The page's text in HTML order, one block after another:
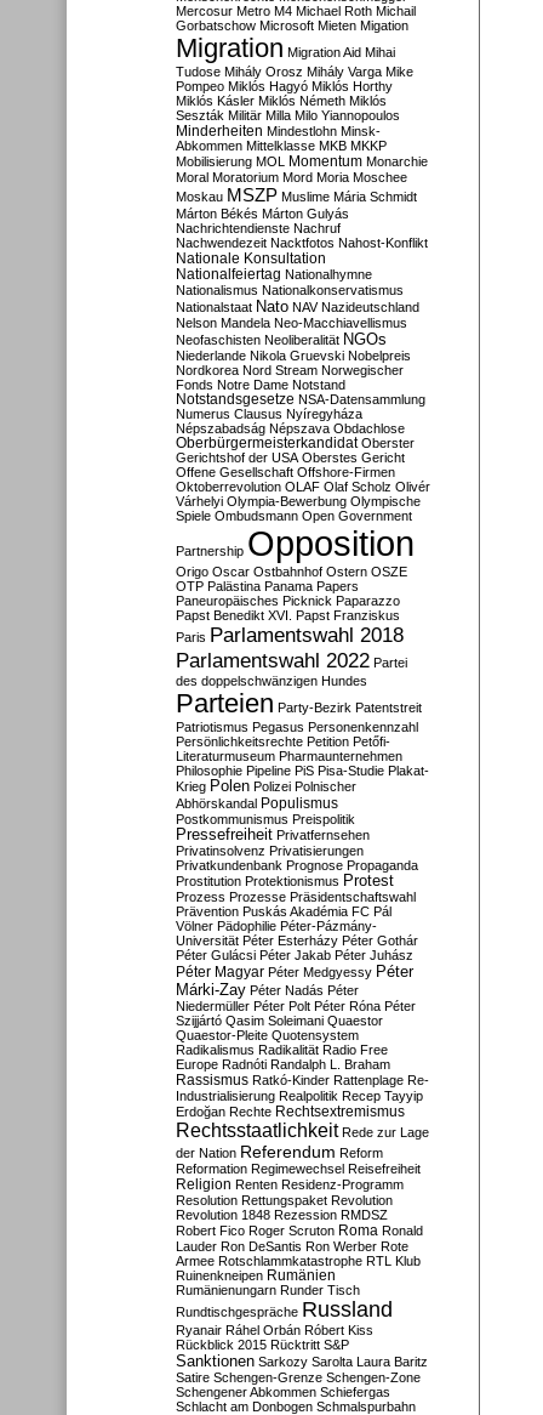
Mercosur Metro M4 Michael Roth Michail
Gorbatschow Microsoft Mieten Migation
Migration Migration Aid Mihai
Tudose Mihály Orosz Mihály Varga Mike
Pompeo Miklós Hagyó Miklós Horthy
Miklós Kásler Miklós Németh Miklós
Seszták Militär Milla Milo Yiannopoulos
Minderheiten Mindestlohn Minsk-
Abkommen Mittelklasse MKB MKKP
Mobilisierung MOL Momentum Monarchie
Moral Moratorium Mord Moria Moschee
Moskau MSZP Muslime Mária Schmidt
Márton Békés Márton Gulyás
Nachrichtendienste Nachruf
Nachwendezeit Nacktfotos Nahost-Konflikt
Nationale Konsultation
Nationalfeiertag Nationalhymne
Nationalismus Nationalkonservatismus
Nationalstaat Nato NAV Nazideutschland
Nelson Mandela Neo-Macchiavellismus
Neofaschisten Neoliberalität NGOs
Niederlande Nikola Gruevski Nobelpreis
Nordkorea Nord Stream Norwegischer
Fonds Notre Dame Notstand
Notstandsgesetze NSA-Datensammlung
Numerus Clausus Nyíregyháza
Népszabadság Népszava Obdachlose
Oberbürgermeisterkandidat Oberster
Gerichtshof der USA Oberstes Gericht
Offene Gesellschaft Offshore-Firmen
Oktoberrevolution OLAF Olaf Scholz Olivér
Várhelyi Olympia-Bewerbung Olympische
Spiele Ombudsmann Open Government
Partnership Opposition
Origo Oscar Ostbahnhof Ostern OSZE
OTP Palästina Panama Papers
Paneuropäisches Picknick Paparazzo
Papst Benedikt XVI. Papst Franziskus
Paris Parlamentswahl 2018
Parlamentswahl 2022 Partei
des doppelschwänzigen Hundes
Parteien Party-Bezirk Patentstreit
Patriotismus Pegasus Personenkennzahl
Persönlichkeitsrechte Petition Petőfi-
Literaturmuseum Pharmaunternehmen
Philosophie Pipeline PiS Pisa-Studie Plakat-
Krieg Polen Polizei Polnischer
Abhörskandal Populismus
Postkommunismus Preispolitik
Pressefreiheit Privatfernsehen
Privatinsolvenz Privatisierungen
Privatkundenbank Prognose Propaganda
Prostitution Protektionismus Protest
Prozess Prozesse Präsidentschaftswahl
Prävention Puskás Akadémia FC Pál
Völner Pädophilie Péter-Pázmány-
Universität Péter Esterházy Péter Gothár
Péter Gulácsi Péter Jakab Péter Juhász
Péter Magyar Péter Medgyessy Péter
Márki-Zay Péter Nadás Péter
Niedermüller Péter Polt Péter Róna Péter
Szijjártó Qasim Soleimani Quaestor
Quaestor-Pleite Quotensystem
Radikalismus Radikalität Radio Free
Europe Radnóti Randalph L. Braham
Rassismus Ratkó-Kinder Rattenplage Re-
Industrialisierung Realpolitik Recep Tayyip
Erdoğan Rechte Rechtsextremismus
Rechtsstaatlichkeit Rede zur Lage
der Nation Referendum Reform
Reformation Regimewechsel Reisefreiheit
Religion Renten Residenz-Programm
Resolution Rettungspaket Revolution
Revolution 1848 Rezession RMDSZ
Robert Fico Roger Scruton Roma Ronald
Lauder Ron DeSantis Ron Werber Rote
Armee Rotschlammkatastrophe RTL Klub
Ruinenkneipen Rumänien
Rumänienungarn Runder Tisch
Rundtischgespräche Russland
Ryanair Ráhel Orbán Róbert Kiss
Rückblick 2015 Rücktritt S&P
Sanktionen Sarkozy Sarolta Laura Baritz
Satire Schengen-Grenze Schengen-Zone
Schengener Abkommen Schiefergas
Schlacht am Donbogen Schmalspurbahn